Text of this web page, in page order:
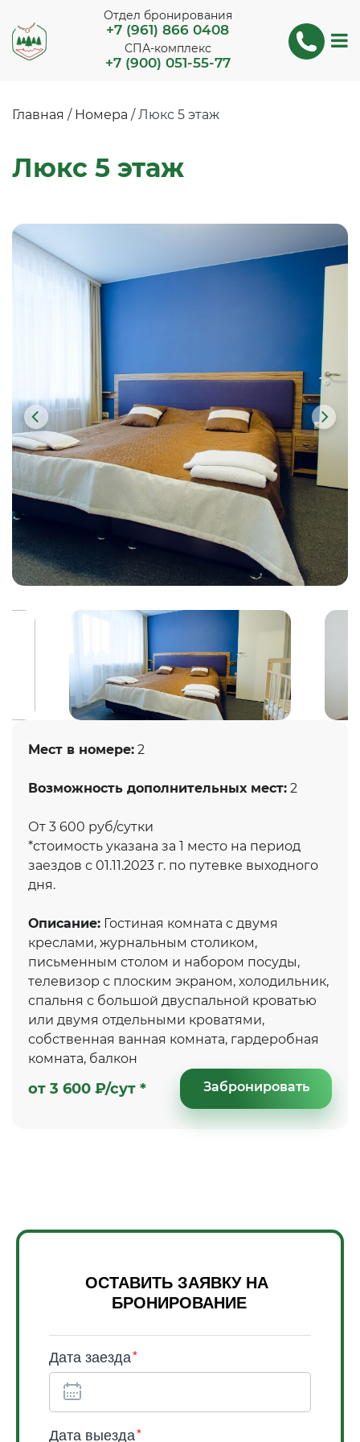
Отдел бронирования
+7 (961) 866 0408
СПА-комплекс
+7 (900) 051-55-77
Главная / Номера /Люкс 5 этаж
Люкс 5 этаж
Мест в номере: 2
Возможность дополнительных мест: 2
От 3 600 руб/сутки
*стоимость указана за 1 место на период
заездов с 01.11.2023 г. по путевке выходного
дня.
Описание: Гостиная комната с двумя
креслами, журнальным столиком,
письменным столом и набором посуды,
телевизор с плоским экраном, холодильник,
спальня с большой двуспальной кроватью
или двумя отдельными кроватями,
собственная ванная комната, гардеробная
комната, балкон
от 3 600 ₽/сут * Забронировать